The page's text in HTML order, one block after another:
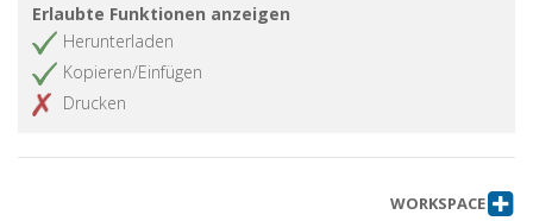
Erlaubte Funktionen anzeigen
Herunterladen
Kopieren/Einfügen
Drucken
WORKSPACE